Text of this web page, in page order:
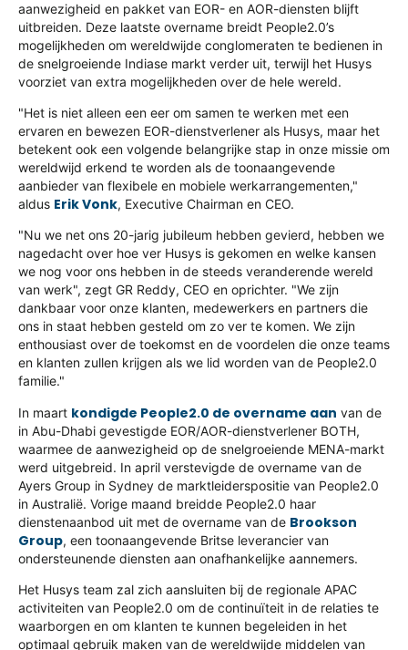
aanwezigheid en pakket van EOR- en AOR-diensten blijft
uitbreiden. Deze laatste overname breidt People2.0’s
mogelijkheden om wereldwijde conglomeraten te bedienen in
de snelgroeiende Indiase markt verder uit, terwijl het Husys
voorziet van extra mogelijkheden over de hele wereld.
"Het is niet alleen een eer om samen te werken met een
ervaren en bewezen EOR-dienstverlener als Husys, maar het
betekent ook een volgende belangrijke stap in onze missie om
wereldwijd erkend te worden als de toonaangevende
aanbieder van flexibele en mobiele werkarrangementen,"
aldus Erik Vonk, Executive Chairman en CEO.
"Nu we net ons 20-jarig jubileum hebben gevierd, hebben we
nagedacht over hoe ver Husys is gekomen en welke kansen
we nog voor ons hebben in de steeds veranderende wereld
van werk", zegt GR Reddy, CEO en oprichter. "We zijn
dankbaar voor onze klanten, medewerkers en partners die
ons in staat hebben gesteld om zo ver te komen. We zijn
enthousiast over de toekomst en de voordelen die onze teams
en klanten zullen krijgen als we lid worden van de People2.0
familie."
In maart kondigde People2.0 de overname aan van de
in Abu-Dhabi gevestigde EOR/AOR-dienstverlener BOTH,
waarmee de aanwezigheid op de snelgroeiende MENA-markt
werd uitgebreid. In april verstevigde de overname van de
Ayers Group in Sydney de marktleiderspositie van People2.0
in Australië. Vorige maand breidde People2.0 haar
dienstenaanbod uit met de overname van de Brookson
Group, een toonaangevende Britse leverancier van
ondersteunende diensten aan onafhankelijke aannemers.
Het Husys team zal zich aansluiten bij de regionale APAC
activiteiten van People2.0 om de continuïteit in de relaties te
waarborgen en om klanten te kunnen begeleiden in het
optimaal gebruik maken van de wereldwijde middelen van